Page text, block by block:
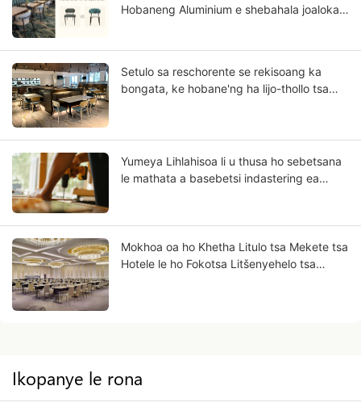
Hobaneng Aluminium e shebahala joaloka
Setulo sa reschorente se rekisoang ka
bongata, ke hobane'ng ha lijo-thollo tsa
Yumeya Lihlahisoa li u thusa ho sebetsana
le mathata a basebetsi indastering ea
Mokhoa oa ho Khetha Litulo tsa Mekete tsa
Hotele le ho Fokotsa Litšenyehelo tsa
Ikopanye le rona